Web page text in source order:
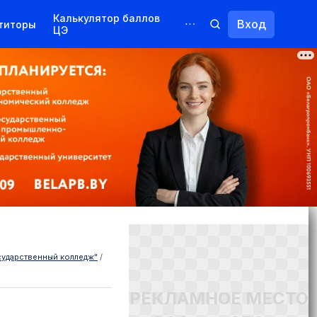
Калькулятор баллов
ЦЭ
Курсы
Переподготовка
Вход
колледж" /
РЕКЛАМНОЕ МЕСТО